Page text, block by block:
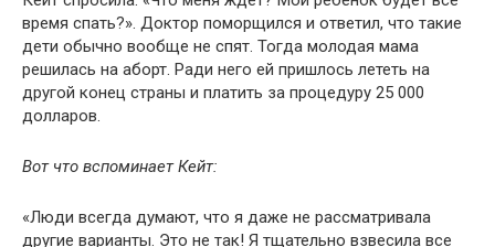
время спать?». Доктор поморщился и ответил, что такие
дети обычно вообще не спят. Тогда молодая мама
решилась на аборт. Ради него ей пришлось лететь на
другой конец страны и платить за процедуру 25 000
долларов.
Вот что вспоминает Кейт:
«Люди всегда думают, что я даже не рассматривала
другие варианты. Это не так! Я тщательно взвесила все